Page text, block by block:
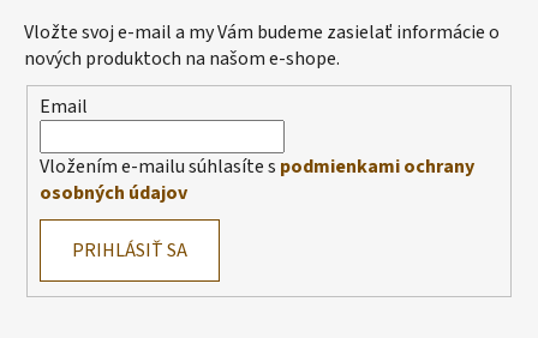
Vložte svoj e-mail a my Vám budeme zasielať informácie o
nových produktoch na našom e-shope.
Email
Vložením e-mailu súhlasíte s podmienkami ochrany
osobných údajov
PRIHLÁSIŤ SA